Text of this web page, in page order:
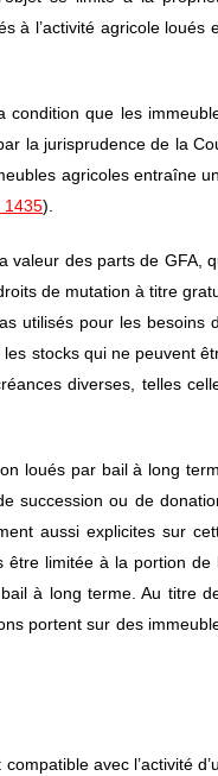
à l’activité agricole loués
condition que les
la jurisprudence de la
agricoles entraîne
1435).
valeur des parts de GFA,
de mutation à titre
utilisés pour les besoins
stocks qui ne peuvent
diverses, telles
loués par bail à long
succession ou de
aussi explicites sur
être limitée à la portion de
à long terme. Au titre
portent sur des
avec l’activité